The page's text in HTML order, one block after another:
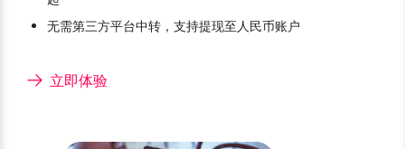
无需第三方平台中转，支持提现至人民币账户
立即体验